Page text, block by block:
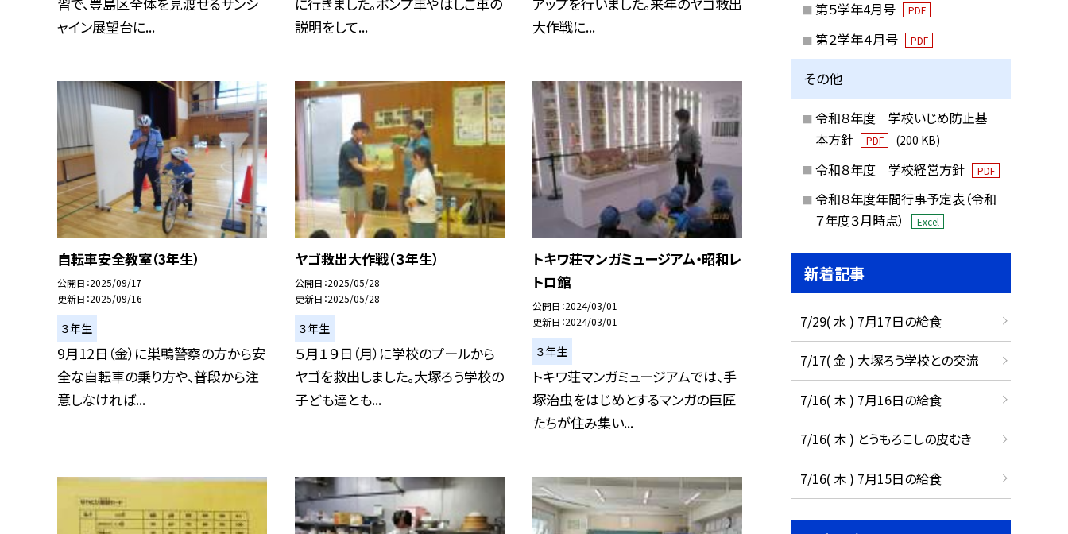
ャイン展望台に...
説明をして...
大作戦に...
自転車安全教室（3年生）
公開日 2025/09/17
更新日 2025/09/16
３年生
9月12日（金）に巣鴨警察の方から安
全な自転車の乗り方や、普段から注
意しなければ...
ヤゴ救出大作戦（３年生）
公開日 2025/05/28
更新日 2025/05/28
３年生
５月１９日（月）に学校のプールから
ヤゴを救出しました。大塚ろう学校の
子ども達とも...
トキワ荘マンガミュージアム・昭和レ
トロ館
公開日 2024/03/01
更新日 2024/03/01
３年生
トキワ荘マンガミュージアムでは、手
塚治虫をはじめとするマンガの巨匠
たちが住み集い...
第５学年4月号 PDF
第２学年４月号 PDF
その他
令和８年度 学校いじめ防止基
本方針
PDF (200 KB)
令和８年度 学校経営方針 PDF
令和８年度年間行事予定表（令和
７年度３月時点）
Excel
新着記事
7/29( 水 ) 7月17日の給食
7/17( 金 ) 大塚ろう学校との交流
7/16( 木 ) 7月16日の給食
7/16( 木 ) とうもろこしの皮むき
7/16( 木 ) 7月15日の給食